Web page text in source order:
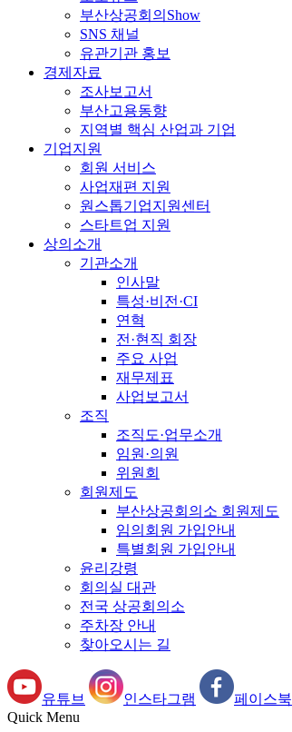
부산상공회의Show
SNS 채널
유관기관 홍보
경제자료
조사보고서
부산고용동향
지역별 핵심 산업과 기업
기업지원
회원 서비스
사업재편 지원
원스톱기업지원센터
스타트업 지원
상의소개
기관소개
인사말
특성·비전·CI
연혁
전·현직 회장
주요 사업
재무제표
사업보고서
조직
조직도·업무소개
임원·의원
위원회
회원제도
부산상공회의소 회원제도
임의회원 가입안내
특별회원 가입안내
윤리강령
회의실 대관
전국 상공회의소
주차장 안내
찾아오시는 길
유튜브 인스타그램
페이스북
Quick Menu